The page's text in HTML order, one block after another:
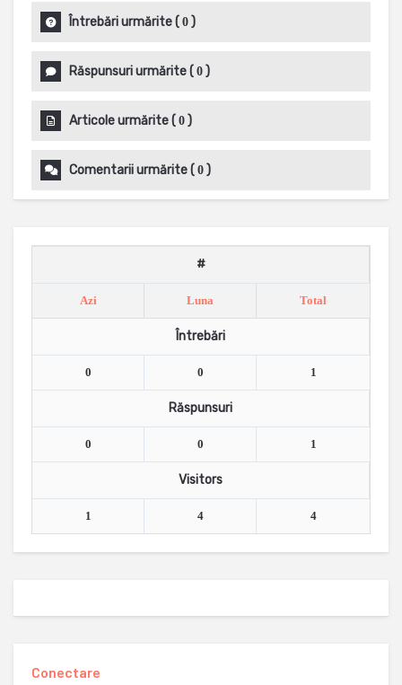
Întrebări urmărite( 0 )
Răspunsuri urmărite( 0 )
Articole urmărite( 0 )
Comentarii urmărite( 0 )
#
Azi Luna Total
Întrebări
0 0 1
Răspunsuri
0 0 1
Visitors
1 4 4
Conectare